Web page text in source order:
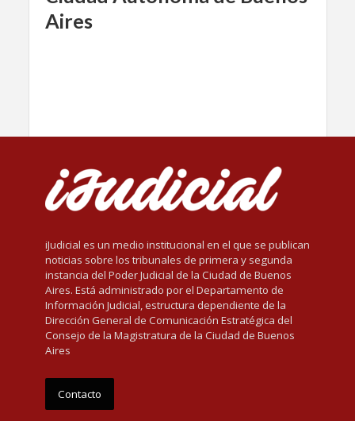
Aires
iJudicial es un medio institucional en el que se publican
noticias sobre los tribunales de primera y segunda
instancia del Poder Judicial de la Ciudad de Buenos
Aires. Está administrado por el Departamento de
Información Judicial, estructura dependiente de la
Dirección General de Comunicación Estratégica del
Consejo de la Magistratura de la Ciudad de Buenos
Aires
Contacto